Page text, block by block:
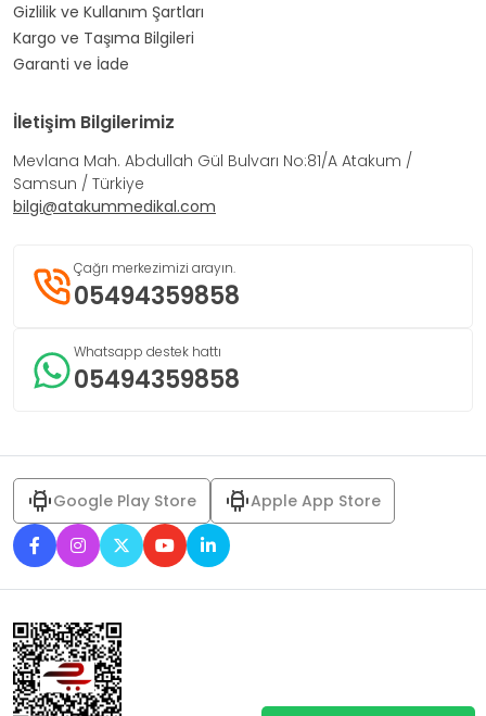
Gizlilik ve Kullanım Şartları
Kargo ve Taşıma Bilgileri
Garanti ve İade
İletişim Bilgilerimiz
Mevlana Mah. Abdullah Gül Bulvarı No:81/A Atakum /
Samsun / Türkiye
bilgi@atakummedikal.com
Çağrı merkezimizi arayın.
05494359858
Whatsapp destek hattı
05494359858
Google Play Store Apple App Store